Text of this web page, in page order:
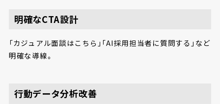
明確なCTA設計
「カジュアル面談はこちら」「AI採用担当者に質問する」など
明確な導線。
行動データ分析改善